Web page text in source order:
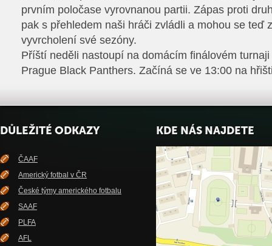
prvním poločase vyrovnanou partii. Zápas proti
pak s přehledem naši hráči zvládli a mohou se teď
vyvrcholení své sezóny.
Příští neděli nastoupí na domácím finálovém
Prague Black Panthers. Začíná se ve 13:00 na
DŮLEŽITÉ ODKAZY
ČAAF
Americký fotbal v ČR
České týmy amerického fotbalu
SAAF
PLFA
AFL
KDE NÁS NAJDETE